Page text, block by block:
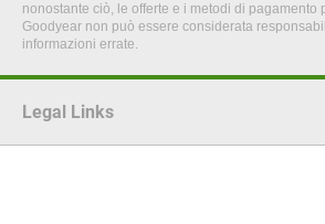
nonostante ciò, le offerte e i metodi di pagamento
Goodyear non può essere considerata
informazioni errate.
Legal Links